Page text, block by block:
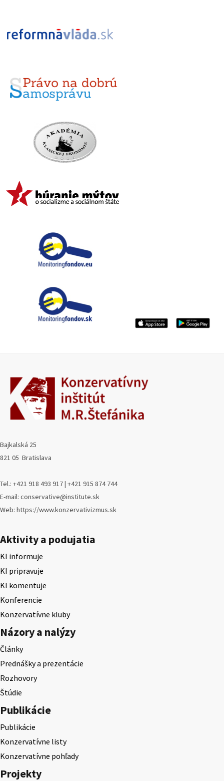
Bajkalská 25
821 05 Bratislava
Tel.: +421 918 493 917 | +421 915 874 744
E-mail: conservative@institute.sk
Web: https://www.konzervativizmus.sk
Aktivity a podujatia
KI informuje
KI pripravuje
KI komentuje
Konferencie
Konzervatívne kluby
Názory a nalýzy
Články
Prednášky a prezentácie
Rozhovory
Štúdie
Publikácie
Publikácie
Konzervatívne listy
Konzervatívne pohľady
Projekty